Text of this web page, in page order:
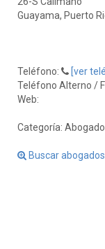
Guayama, Puerto
Teléfono:
[ver
Teléfono Alterno /
Web:
Categoría: Abogado
Buscar